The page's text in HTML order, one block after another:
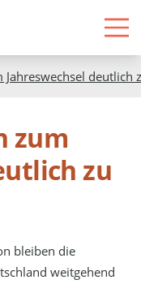
deutlich
zum
zu
bleiben die
weitgehend